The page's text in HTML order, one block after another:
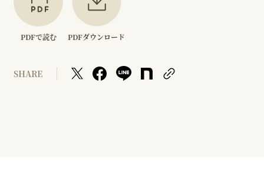
PDFで読む PDFダウンロード
SHARE